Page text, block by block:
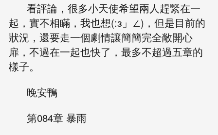
看評論，很多小天使希望兩人趕緊在一
起，實不相瞞，我也想(:з」∠)，但是目前的
狀況，還要走一個劇情讓簡簡完全敞開心
扉，不過在一起也快了，最多不超過五章的
樣子。
晚安鴨
第084章 暴雨